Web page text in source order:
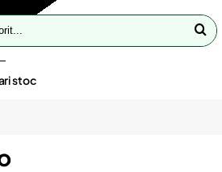
stoc